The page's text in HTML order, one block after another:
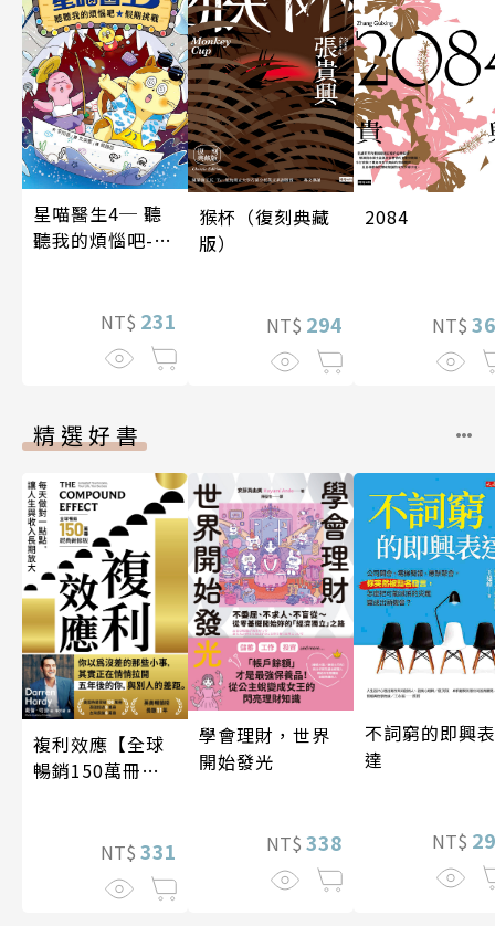
星喵醫生4─ 聽
聽我的煩惱吧-假
NT$ 231
猴杯（復刻典藏
版）
NT$ 294
2084
NT$
精選好書
複利效應【全球
暢銷150萬冊・
NT$ 331
學會理財，世界
開始發光
NT$ 338
不詞窮的即興表
達
NT$